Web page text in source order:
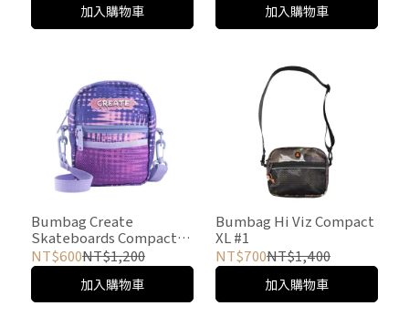
加入購物車 加入購物車
Bumbag Create
Skateboards Compact
Shoulder Bag - Lavender
側背包 #5
NT$600NT$1,200
加入購物車
Bumbag Hi Viz Compact
XL #1
NT$700NT$1,400
加入購物車